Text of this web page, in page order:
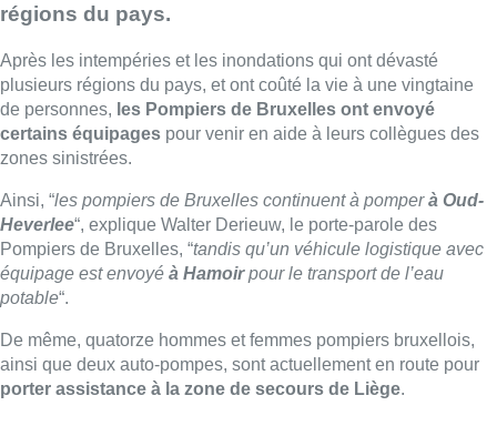
régions du pays.
Après les intempéries et les inondations qui ont dévasté
plusieurs régions du pays, et ont coûté la vie à une vingtaine
de personnes, les Pompiers de Bruxelles ont envoyé
certains équipages pour venir en aide à leurs collègues des
zones sinistrées.
Ainsi, “les pompiers de Bruxelles continuent à pomperà Oud-
Heverlee“, explique Walter Derieuw, le porte-parole des
Pompiers de Bruxelles, “tandis qu’un véhicule logistique avec
équipage est envoyé à Hamoirpour le transport de l’eau
potable“.
De même, quatorze hommes et femmes pompiers bruxellois,
ainsi que deux auto-pompes, sont actuellement en route pour
porter assistance à la zone de secours de Liège.